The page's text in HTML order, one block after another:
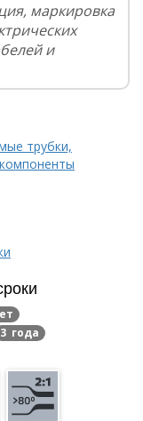
маркировка
и
трубки,
3 года